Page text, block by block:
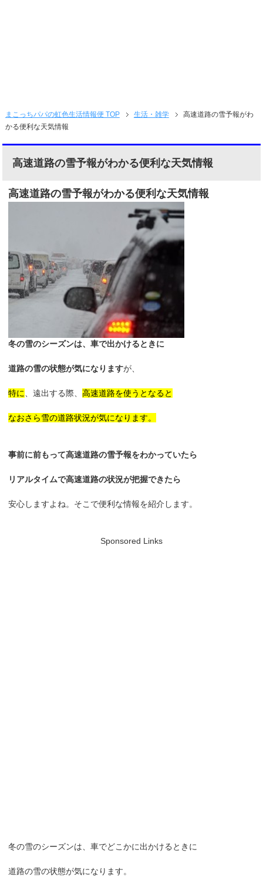
まこっちパパの虹色生活情報便 TOP 生活・雑学
高速道路の雪予報がわ
かる便利な天気情報
高速道路の雪予報がわかる便利な天気情報
高速道路の雪予報がわかる便利な天気情報
冬の雪のシーズンは、車で出かけるときに
道路の雪の状態が気になりますが、
特に 、遠出する際、高速道路を使うとなると
なおさら雪の道路状況が気になります。
事前に前もって高速道路の雪予報をわかっていたら
リアルタイムで高速道路の状況が把握できたら
安心しますよね。そこで便利な情報を紹介します。
Sponsored Links
冬の雪のシーズンは、車でどこかに出かけるときに
道路の雪の状態が気になります。